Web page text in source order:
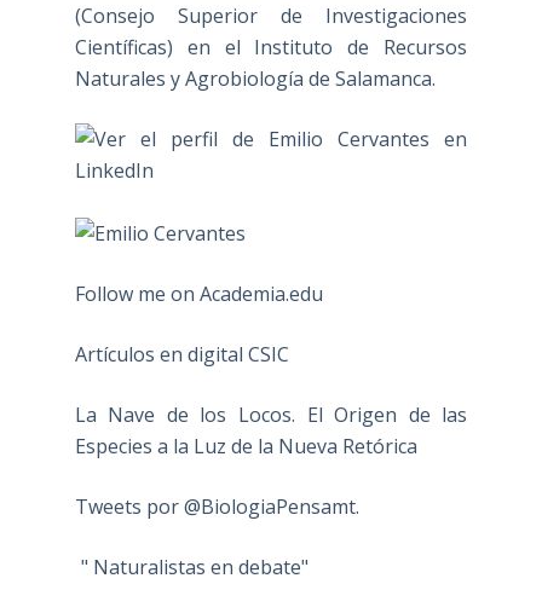
(Consejo Superior de Investigaciones
Científicas) en el Instituto de Recursos
Naturales y Agrobiología de Salamanca.
Follow me on Academia.edu
Artículos en digital CSIC
La Nave de los Locos. El Origen de las
Especies a la Luz de la Nueva Retórica
Tweets por @BiologiaPensamt.
" Naturalistas en debate"